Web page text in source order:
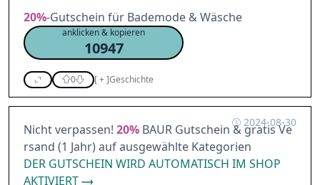
20%-Gutschein für Bademode & Wäsche
anklicken & kopieren
10947
0 [+]Geschichte
2024-08-30
Nicht verpassen! 20% BAUR Gutschein & gratis Ve
rsand (1 Jahr) auf ausgewählte Kategorien
DER GUTSCHEIN WIRD AUTOMATISCH IM SHOP
AKTIVIERT